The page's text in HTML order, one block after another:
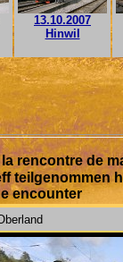
13.10.2007
Hinwil
rencontre de
teilgenommen
encounter